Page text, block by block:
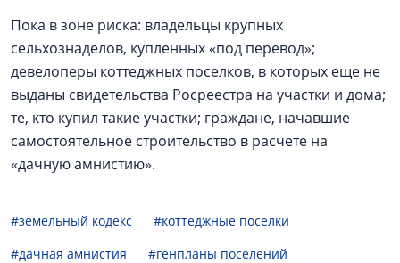
Пока в зоне риска: владельцы крупных
сельхознаделов, купленных «под перевод»;
девелоперы коттеджных поселков, в которых еще не
выданы свидетельства Росреестра на участки и дома;
те, кто купил такие участки; граждане, начавшие
самостоятельное строительство в расчете на
«дачную амнистию».
#земельный кодекс
#коттеджные поселки
#дачная амнистия
#генпланы поселений